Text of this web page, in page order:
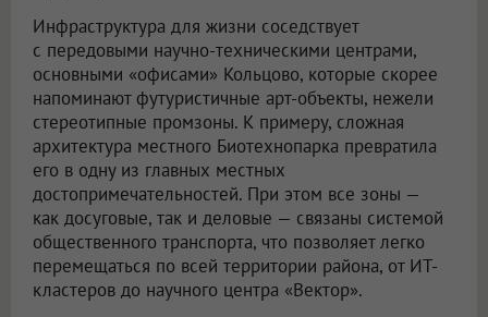
Инфраструктура для жизни соседствует
с передовыми научно-техническими центрами,
основными «офисами» Кольцово, которые скорее
напоминают футуристичные арт-объекты, нежели
стереотипные промзоны. К примеру, сложная
архитектура местного Биотехнопарка превратила
его в одну из главных местных
достопримечательностей. При этом все зоны —
как досуговые, так и деловые — связаны системой
общественного транспорта, что позволяет легко
перемещаться по всей территории района, от ИТ-
кластеров до научного центра «Вектор».